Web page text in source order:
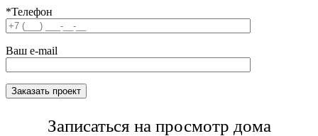
*Телефон
Ваш e-mail
Записаться на просмотр дома